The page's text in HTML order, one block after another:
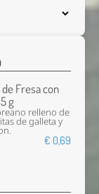
Fresa con
g
relleno de
de galleta y
€ 0,69